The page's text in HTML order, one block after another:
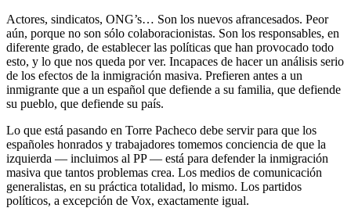
Actores, sindicatos, ONG’s… Son los nuevos afrancesados. Peor
aún, porque no son sólo colaboracionistas. Son los responsables, en
diferente grado, de establecer las políticas que han provocado todo
esto, y lo que nos queda por ver. Incapaces de hacer un análisis serio
de los efectos de la inmigración masiva. Prefieren antes a un
inmigrante que a un español que defiende a su familia, que defiende
su pueblo, que defiende su país.
Lo que está pasando en Torre Pacheco debe servir para que los
españoles honrados y trabajadores tomemos conciencia de que la
izquierda — incluimos al PP — está para defender la inmigración
masiva que tantos problemas crea. Los medios de comunicación
generalistas, en su práctica totalidad, lo mismo. Los partidos
políticos, a excepción de Vox, exactamente igual.